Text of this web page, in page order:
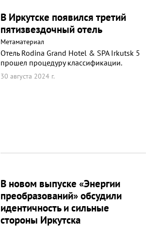
В Иркутске появился третий
пятизвездочный отель
Метаматериал
Отель Rodina Grand Hotel & SPA Irkutsk 5
прошел процедуру классификации.
30 августа 2024 г.
В новом выпуске «Энергии
преобразований» обсудили
идентичность и сильные
стороны Иркутска